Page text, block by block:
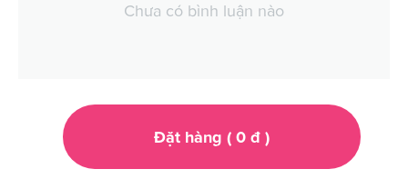
Chưa có bình luận nào
Đặt hàng ( 0đ )